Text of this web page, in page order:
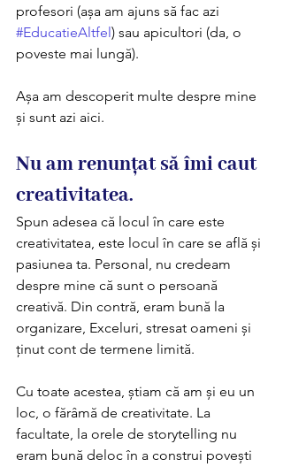
profesori (așa am ajuns să fac azi
#EducatieAltfel) sau apicultori (da, o
poveste mai lungă).
Așa am descoperit multe despre mine
și sunt azi aici.
Nu am renunțat să îmi caut
creativitatea.
Spun adesea că locul în care este
creativitatea, este locul în care se află și
pasiunea ta. Personal, nu credeam
despre mine că sunt o persoană
creativă. Din contră, eram bună la
organizare, Exceluri, stresat oameni și
ținut cont de termene limită.
Cu toate acestea, știam că am și eu un
loc, o fărâmă de creativitate. La
facultate, la orele de storytelling nu
eram bună deloc în a construi povești